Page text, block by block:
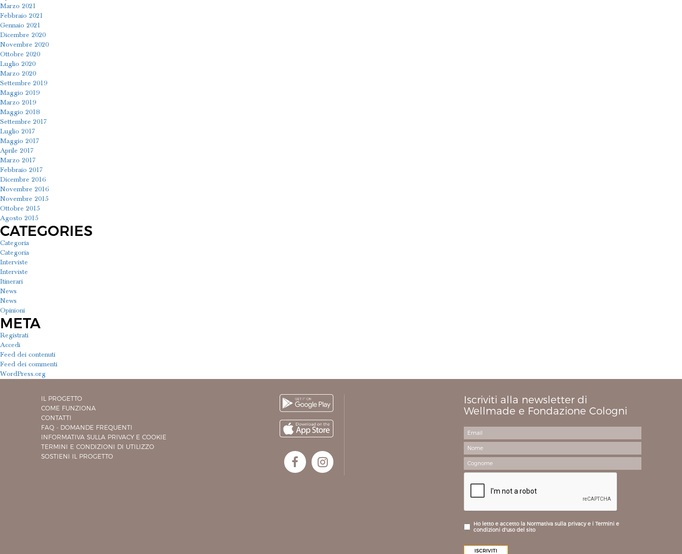
Marzo 2021
Febbraio 2021
Gennaio 2021
Dicembre 2020
Novembre 2020
Ottobre 2020
Luglio 2020
Marzo 2020
Settembre 2019
Maggio 2019
Marzo 2019
Maggio 2018
Settembre 2017
Luglio 2017
Maggio 2017
Aprile 2017
Marzo 2017
Febbraio 2017
Dicembre 2016
Novembre 2016
Novembre 2015
Ottobre 2015
Agosto 2015
CATEGORIES
Categoria
Categoria
Interviste
Interviste
Itinerari
News
News
Opinioni
META
Registrati
Accedi
Feed dei contenuti
Feed dei commenti
WordPress.org
IL PROGETTO
COME FUNZIONA
CONTATTI
FAQ - DOMANDE FREQUENTI
INFORMATIVA SULLA PRIVACY E COOKIE
TERMINI E CONDIZIONI DI UTILIZZO
SOSTIENI IL PROGETTO
Iscriviti alla newsletter di
Wellmade e Fondazione Cologni
Ho letto e accetto la Normativa sulla privacy e i Termini e
condizioni d'uso del sito